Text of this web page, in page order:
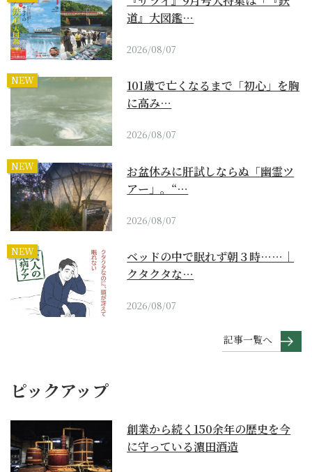
道』大図鑑…
2026/08/07
NEW
101歳で亡くなるまで「初心」を胸
に高み…
2026/08/07
NEW
お盆休みに肝試しならぬ「幽霊ツ
アー」。“…
2026/08/07
NEW
ベッドの中で眠れず朝３時……｜
クタクタな…
2026/08/07
記事一覧へ
ピックアップ
創業から続く150余年の歴史を今
に守っている濵田酒造